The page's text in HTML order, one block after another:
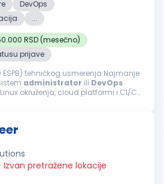
DevOps
...
RSD (mesečno)
prijave
tehničkog usmerenja Najmanje
administrator ili DevOps
okruženja, cloud platformi i CI/CD
Izvan pretražene lokacije